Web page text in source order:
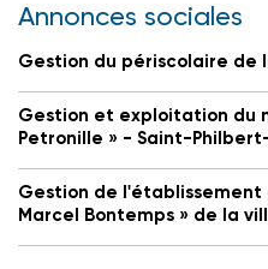
Annonces sociales
Gestion du périscolaire de
Gestion et exploitation du
Petronille » - Saint-
Gestion de
Marcel Bontemps » de la